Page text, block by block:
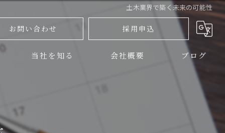
土木業界で築く未来の可能性
お問い合わせ 採用申込
当社を知る
伊豆の国市の土木
会社概要 ブログ